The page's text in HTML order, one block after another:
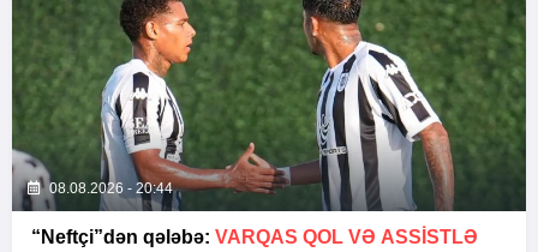
08.08.2026 - 20:44
“Neftçi”dən qələbə: VARQAS QOL VƏ ASSİSTLƏ